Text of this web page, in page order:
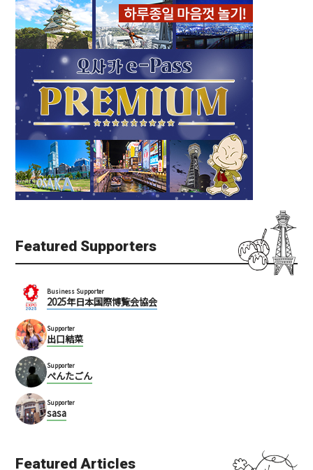
Featured Supporters
Business Supporter
2025年日本国際博覧会協会
Supporter
出口結菜
Supporter
ぺんたごん
Supporter
sasa
Featured Articles